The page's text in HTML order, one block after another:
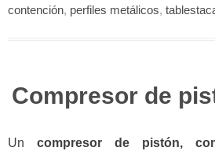
contención, perfiles metálicos,
Compresor de
Un compresor de pistón,